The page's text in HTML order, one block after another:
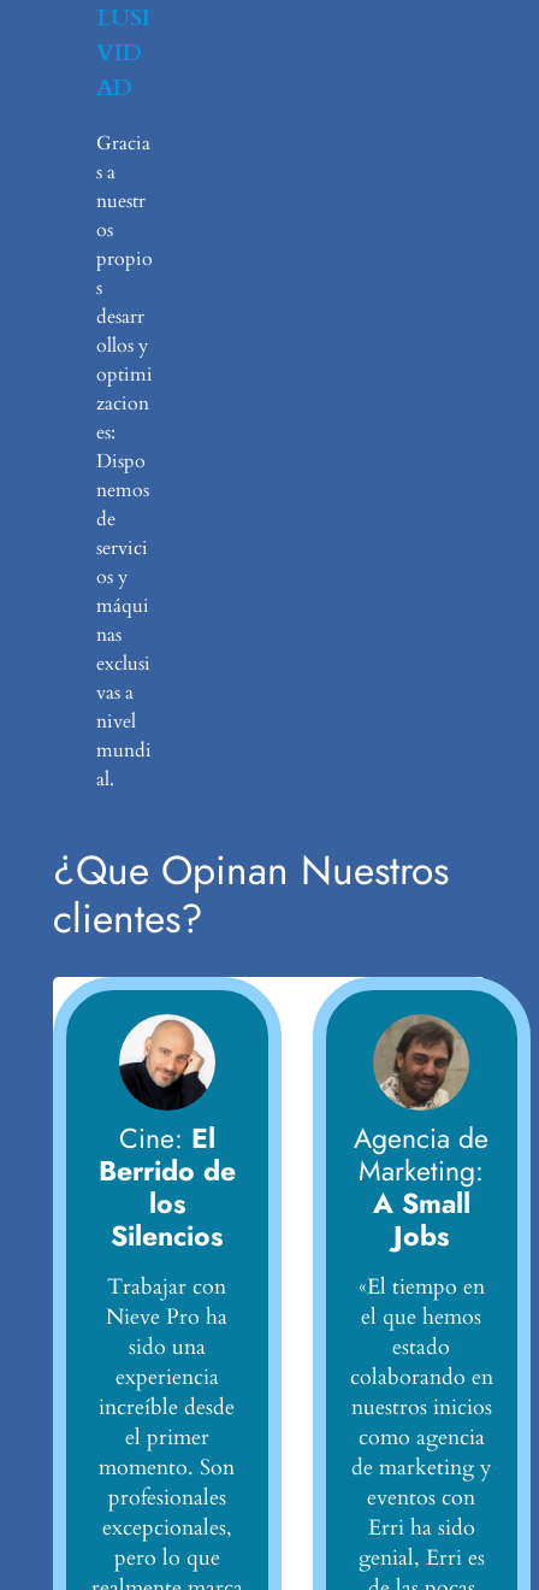
LUSI
VID
AD
Gracia
s a
nuestr
os
propio
s
desarr
ollos y
optimi
zacion
es:
Dispo
nemos
de
servici
os y
máqui
nas
exclusi
vas a
nivel
mundi
al.
¿Que Opinan Nuestros
clientes?
Cine: El
Berrido de
los
Silencios
Trabajar con
Nieve Pro ha
sido una
experiencia
increíble desde
el primer
momento. Son
profesionales
excepcionales,
pero lo que
Agencia de
Marketing:
A Small
Jobs
«El tiempo en
el que hemos
estado
colaborando en
nuestros inicios
como agencia
de marketing y
eventos con
Erri ha sido
genial, Erri es